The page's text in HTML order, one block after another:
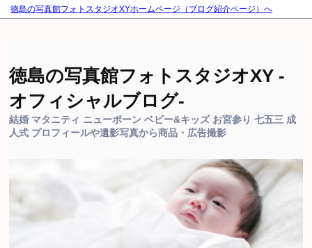
徳島の写真館フォトスタジオXYホームページ（ブログ紹介ページ）へ
徳島の写真館フォトスタジオXY -
オフィシャルブログ-
結婚 マタニティ ニューボーン ベビー&キッズ お宮参り 七五三 成
人式 プロフィールや遺影写真から商品・広告撮影